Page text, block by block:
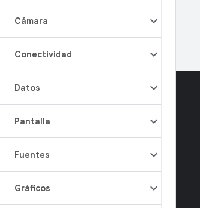
Cámara
Conectividad
Datos
Pantalla
Fuentes
Gráficos